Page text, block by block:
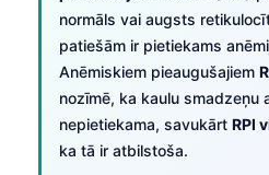
normāls vai augsts
patiešām ir pietiekams
Anēmiskiem pieaugušajiem
nozīmē, ka kaulu smadzeņu
nepietiekama, savukārt RPI
ka tā ir atbilstoša.